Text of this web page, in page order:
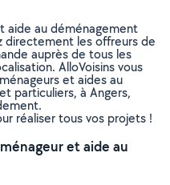
aide au déménagement
directement les offreurs de
auprès de tous les
AlloVoisins vous
et aides au
particuliers, à Angers,
réaliser tous vos projets !
et aide au